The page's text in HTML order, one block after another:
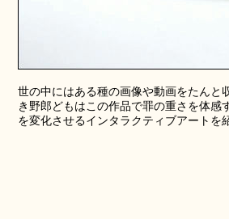
世の中にはある種の画像や動画をたんと
き野郎どもはこの作品で罪の重さを体感
を変化させるインタラクティブアートを